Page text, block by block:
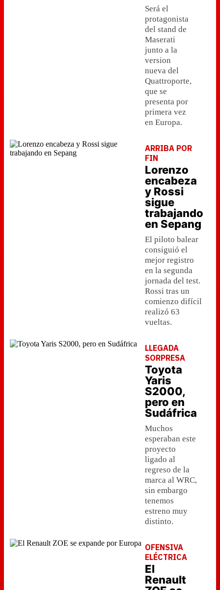
Será el
protagonista
del stand de
Maserati
junto a la
version
nueva del
Quattroporte,
que se
presenta por
primera vez
en Europa.
ARRIBA POR
FIN
Lorenzo
encabeza
y Rossi
sigue
trabajando
en Sepang
El piloto balear
consiguió el
mejor registro
en la segunda
jornada del test.
Rossi tras un
comienzo difícil
realizó 63
vueltas.
LLEGADA
SORPRESA
Toyota
Yaris
S2000,
pero en
Sudáfrica
Muchos
esperaban este
proyecto
ligado al
regreso de la
marca al WRC,
sin embargo
tenemos
estreno muy
distinto.
OFENSIVA
ELÉCTRICA
El
Renault